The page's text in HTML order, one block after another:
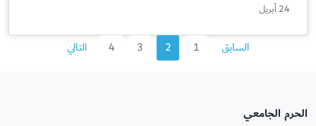
24 أبريل
السابق 1
2
3
4 التالي
الحرم الجامعي